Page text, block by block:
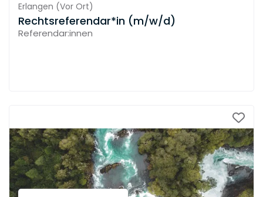
Erlangen (Vor Ort)
Rechtsreferendar*in (m/w/d)
Referendar:innen